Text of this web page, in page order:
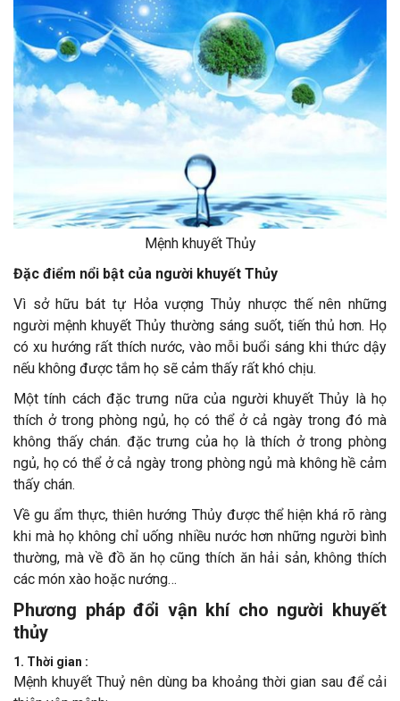
Mệnh khuyết Thủy
Đặc điểm nổi bật của người khuyết Thủy
Vì sở hữu bát tự Hỏa vượng Thủy nhược thế nên những
người mệnh khuyết Thủy thường sáng suốt, tiến thủ hơn. Họ
có xu hướng rất thích nước, vào mỗi buổi sáng khi thức dậy
nếu không được tắm họ sẽ cảm thấy rất khó chịu.
Một tính cách đặc trưng nữa của người khuyết Thủy là họ
thích ở trong phòng ngủ, họ có thể ở cả ngày trong đó mà
không thấy chán. đặc trưng của họ là thích ở trong phòng
ngủ, họ có thể ở cả ngày trong phòng ngủ mà không hề cảm
thấy chán.
Về gu ẩm thực, thiên hướng Thủy được thể hiện khá rõ ràng
khi mà họ không chỉ uống nhiều nước hơn những người bình
thường, mà về đồ ăn họ cũng thích ăn hải sản, không thích
các món xào hoặc nướng…
Phương pháp đổi vận khí cho người khuyết
thủy
1. Thời gian :
Mệnh khuyết Thuỷ nên dùng ba khoảng thời gian sau để cải